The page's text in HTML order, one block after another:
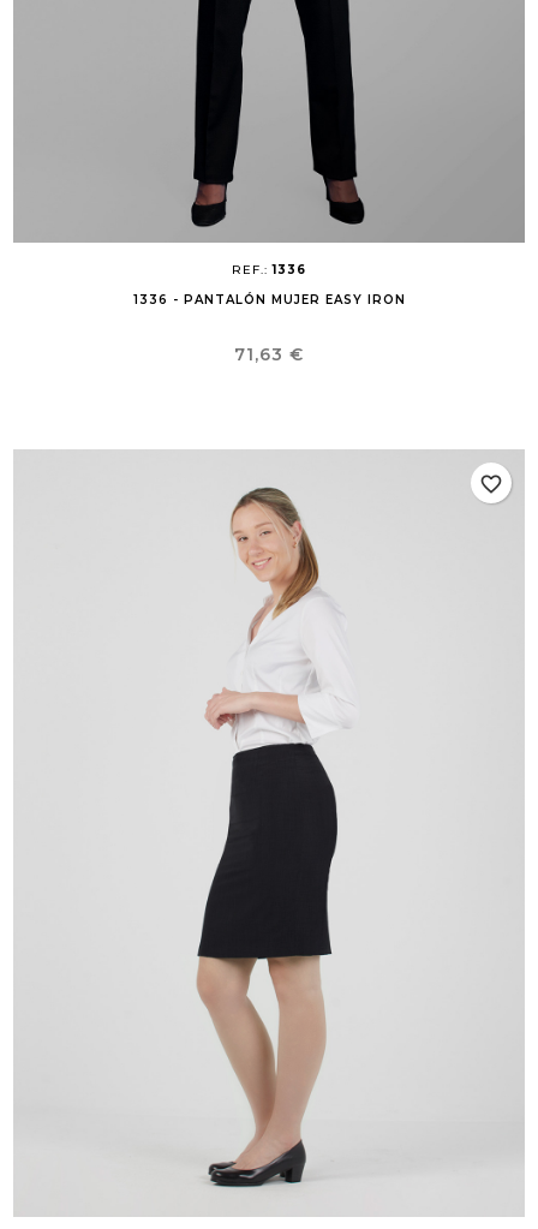
REF.:1336
1336 - PANTALÓN MUJER EASY IRON
Precio
71,63 €
favorite_border